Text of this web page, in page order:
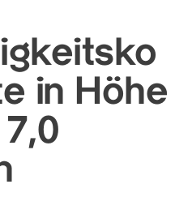
in Höhe